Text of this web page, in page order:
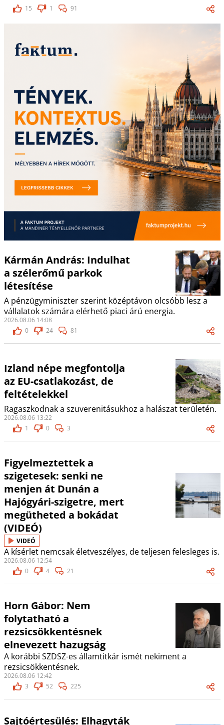
15
1 91
Kármán András: Indulhat
a szélerőmű parkok
létesítése
A pénzügyminiszter szerint középtávon olcsóbb lesz a
vállalatok számára elérhető piaci árú energia.
2026.08.06 14:08
0
24 81
Izland népe megfontolja
az EU-csatlakozást, de
feltételekkel
Ragaszkodnak a szuverenitásukhoz a halászat területén.
2026.08.06 13:22
1
0 3
Figyelmeztettek a
szigetesek: senki ne
menjen át Dunán a
Hajógyári-szigetre, mert
megütheted a bokádat
(VIDEÓ)
VIDEÓ
A kísérlet nemcsak életveszélyes, de teljesen felesleges is.
2026.08.06 12:54
0
4 21
Horn Gábor: Nem
folytatható a
rezsicsökkentésnek
elnevezett hazugság
A korábbi SZDSZ-es államtitkár ismét nekiment a
rezsicsökkentésnek.
2026.08.06 12:42
3
52 225
Sajtóértesülés: Elhagyták